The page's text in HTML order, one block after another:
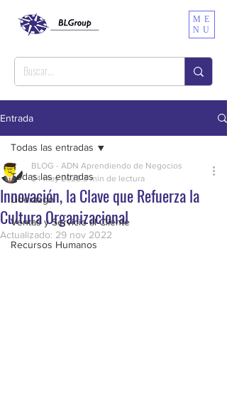
ME
NU
Entrada
Todas las entradas
Liderazgo
Ventas y Servicio al Cliente
Recursos Humanos
Todas las entradas
Innovación, la Clave que Refuerza la
Cultura Organizacional
BLOG - ADN Aprendiendo de Negocios
24 may 2022 3 min de lectura
Actualizado: 29 nov 2022